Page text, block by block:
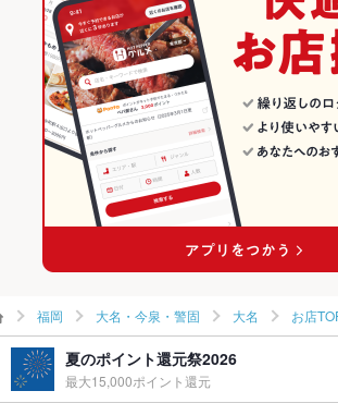
大名・今泉・警固 × 居酒屋
大名・今泉・警固 × 海鮮
赤坂駅 × 居酒屋
赤坂駅 × 海鮮
福岡 × イタリアン・フレンチ
福岡 × イタリアン
福岡 × 居酒屋
福岡 × 海鮮
大名・今泉・警固のグルメランキング
大名・今泉・警固のイタリアン・フレンチラン
大名・今泉・警固のイタリアンランキング
大名のグルメランキング
大名のイタリアン・フレンチランキング
大名のイタリアンランキング
福岡 大名・今泉・警固 大名 お店
夏のポイント還元祭2026
最大15,000ポイント還元